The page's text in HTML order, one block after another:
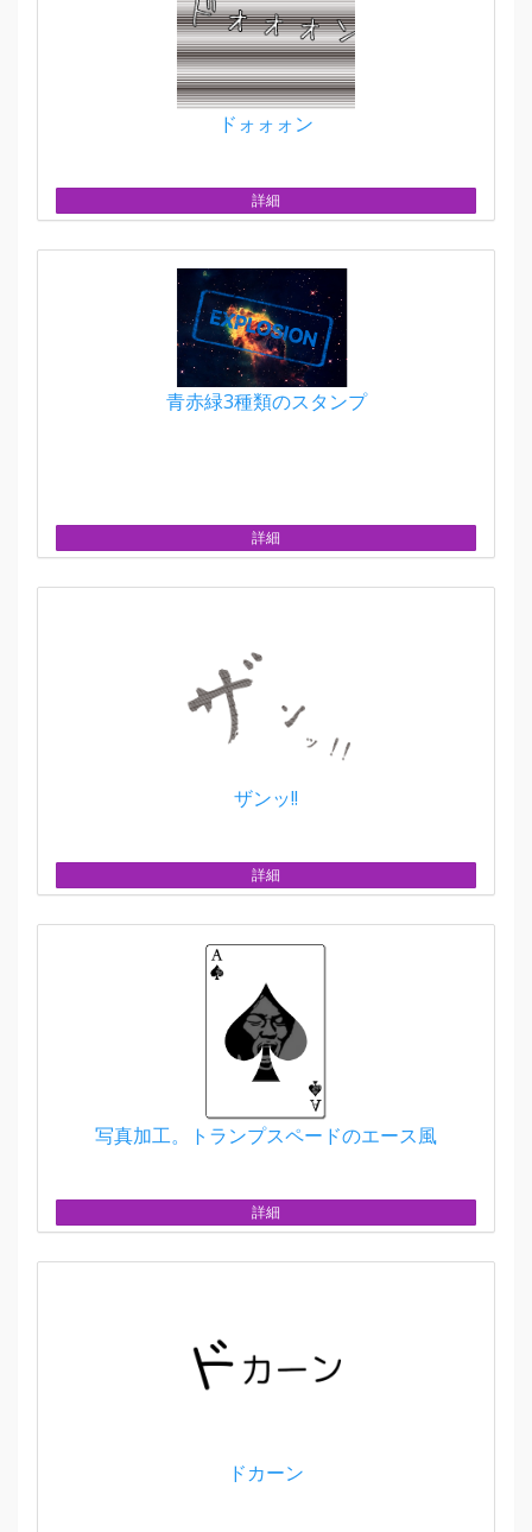
ドォォォン
詳細
青赤緑3種類のスタンプ
詳細
ザンッ!!
詳細
写真加工。トランプスペードのエース風
詳細
ドカーン